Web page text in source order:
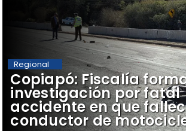
​Copiapó: Fiscalía
investigación por fatal
accidente en que
conductor de
Regional